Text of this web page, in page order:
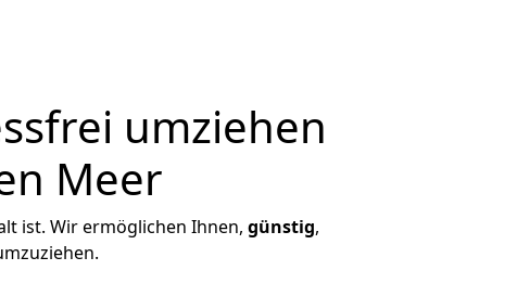
umziehen
Meer
ist. Wir ermöglichen Ihnen, günstig,